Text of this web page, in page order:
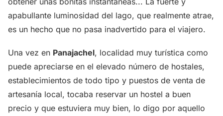
apabullante luminosidad del lago, que realmente atrae,
es un hecho que no pasa inadvertido para el viajero.
Una vez en Panajachel, localidad muy turística como
puede apreciarse en el elevado número de hostales,
establecimientos de todo tipo y puestos de venta de
artesanía local, tocaba reservar un hostel a buen
precio y que estuviera muy bien, lo digo por aquello